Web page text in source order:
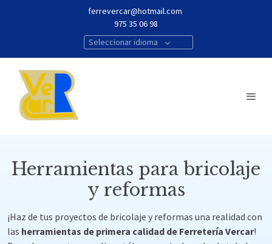
ferrevercar@hotmail.com
975 35 06 98
Seleccionar idioma
Herramientas para bricolaje
y reformas
¡Haz de tus proyectos de bricolaje y reformas una realidad con
las herramientas de primera calidad de Ferretería Vercar!